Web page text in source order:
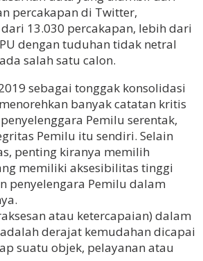
percakapan di Twitter,
13.030 percakapan, lebih dari
dengan tuduhan tidak netral
salah satu calon.
sebagai tonggak konsolidasi
banyak catatan kritis
Pemilu serentak,
Pemilu itu sendiri. Selain
penting kiranya memilih
memiliki aksesibilitas tinggi
penyelengara Pemilu dalam
atau ketercapaian) dalam
derajat kemudahan dicapai
suatu objek, pelayanan atau